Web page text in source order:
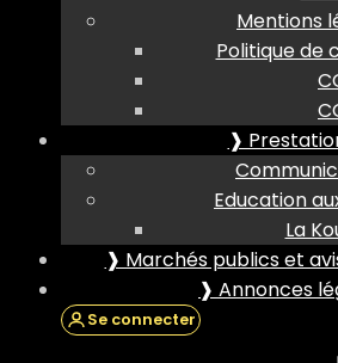
Mentions
Politique de
❱
Education
La
❱ Marchés publics et
❱ Annonces
Se connecter